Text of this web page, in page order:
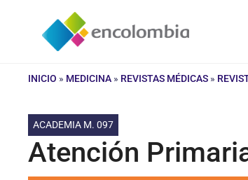
contenido
INICIO » MEDICINA » REVISTAS MÉDICAS »
ACADEMIA M. 097
Atención